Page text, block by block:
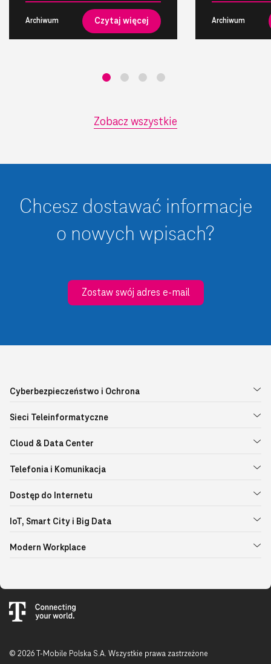
Archiwum Czytaj więcej Archiwum
Zobacz wszystkie
Chcesz dostawać informacje
o nowych wpisach?
Zostaw swój adres e-mail
Cyberbezpieczeństwo i Ochrona
Sieci Teleinformatyczne
Cloud & Data Center
Telefonia i Komunikacja
Dostęp do Internetu
IoT, Smart City i Big Data
Modern Workplace
© 2026 T-Mobile Polska S.A. Wszystkie prawa zastrzeżone